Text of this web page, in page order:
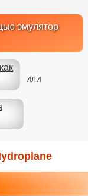
эмулятор
ИЛИ